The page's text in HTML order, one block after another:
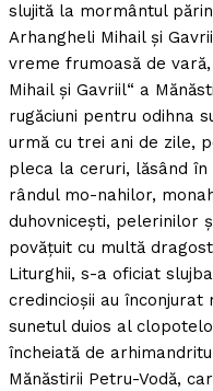
slujită la mormântul
Arhangheli Mihail şi
vreme frumoasă de
Mihail şi Gavriil“ a
rugăciuni pentru odihna
urmă cu trei ani de zile,
pleca la ceruri, lăsând
rândul mo-nahilor,
duhovniceşti, pelerinilor
povăţuit cu multă
Liturghii, s-a oficiat
credincioşii au
sunetul duios al
încheiată de
Mănăstirii Petru-Vodă,